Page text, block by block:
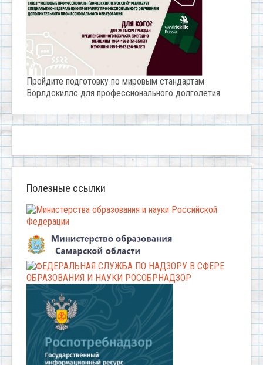
Пройдите подготовку по мировым стандартам
Ворлдскиллс для профессионального долголетия
Полезные ссылки